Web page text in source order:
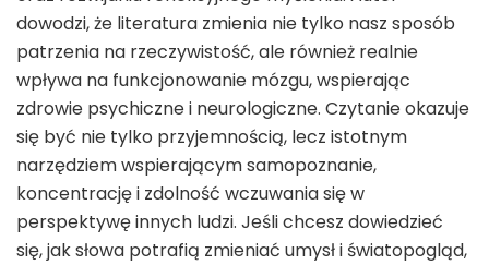
dowodzi, że literatura zmienia nie tylko nasz sposób
patrzenia na rzeczywistość, ale również realnie
wpływa na funkcjonowanie mózgu, wspierając
zdrowie psychiczne i neurologiczne. Czytanie okazuje
się być nie tylko przyjemnością, lecz istotnym
narzędziem wspierającym samopoznanie,
koncentrację i zdolność wczuwania się w
perspektywę innych ludzi. Jeśli chcesz dowiedzieć
się, jak słowa potrafią zmieniać umysł i światopogląd,